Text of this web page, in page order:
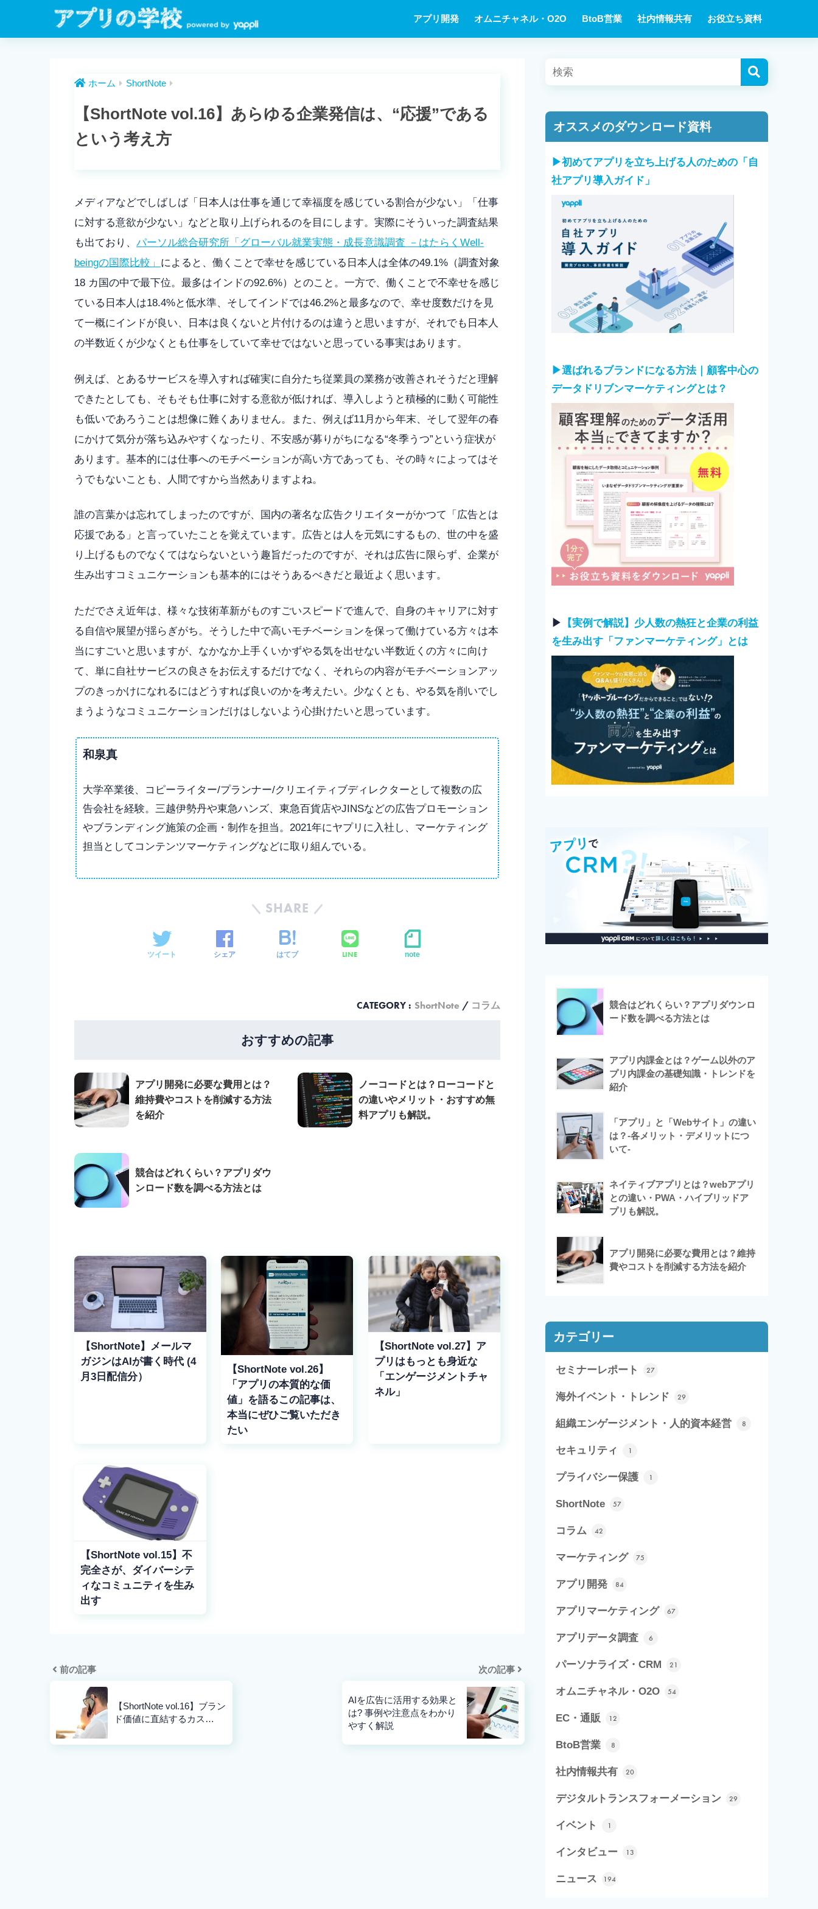
アプリ開発 オムニチャネル・O2O BtoB営業 社内情報共有 お役立ち資料
ホーム ShortNote
【ShortNote vol.16】あらゆる企業発信は、“応援”である
という考え方
メディアなどでしばしば「日本人は仕事を通じて幸福度を感じている割合が少ない」「仕事
に対する意欲が少ない」などと取り上げられるのを目にします。実際にそういった調査結果
も出ており、 パーソル総合研究所「グローバル就業実態・成長意識調査 －はたらくWell-
beingの国際比較」 によると、働くことで幸せを感じている日本人は全体の49.1%（調査対象
18 カ国の中で最下位。最多はインドの92.6%）とのこと。一方で、働くことで不幸せを感じ
ている日本人は18.4%と低水準、そしてインドでは46.2%と最多なので、幸せ度数だけを見
て一概にインドが良い、日本は良くないと片付けるのは違うと思いますが、それでも日本人
の半数近くが少なくとも仕事をしていて幸せではないと思っている事実はあります。
例えば、とあるサービスを導入すれば確実に自分たち従業員の業務が改善されそうだと理解
できたとしても、そもそも仕事に対する意欲が低ければ、導入しようと積極的に動く可能性
も低いであろうことは想像に難くありません。また、例えば11月から年末、そして翌年の春
にかけて気分が落ち込みやすくなったり、不安感が募りがちになる“冬季うつ”という症状が
あります。基本的には仕事へのモチベーションが高い方であっても、その時々によってはそ
うでもないことも、人間ですから当然ありますよね。
誰の言葉かは忘れてしまったのですが、国内の著名な広告クリエイターがかつて「広告とは
応援である」と言っていたことを覚えています。広告とは人を元気にするもの、世の中を盛
り上げるものでなくてはならないという趣旨だったのですが、それは広告に限らず、企業が
生み出すコミュニケーションも基本的にはそうあるべきだと最近よく思います。
ただでさえ近年は、様々な技術革新がものすごいスピードで進んで、自身のキャリアに対す
る自信や展望が揺らぎがち。そうした中で高いモチベーションを保って働けている方々は本
当にすごいと思いますが、なかなか上手くいかずやる気を出せない半数近くの方々に向け
て、単に自社サービスの良さをお伝えするだけでなく、それらの内容がモチベーションアッ
プのきっかけになれるにはどうすれば良いのかを考えたい。少なくとも、やる気を削いでし
まうようなコミュニケーションだけはしないよう心掛けたいと思っています。
和泉真
大学卒業後、コピーライター/プランナー/クリエイティブディレクターとして複数の広
告会社を経験。三越伊勢丹や東急ハンズ、東急百貨店やJINSなどの広告プロモーション
やブランディング施策の企画・制作を担当。2021年にヤプリに入社し、マーケティング
担当としてコンテンツマーケティングなどに取り組んでいる。
SHARE
ツイート シェア はてブ LINE note
CATEGORY : ShortNote コラム
おすすめの記事
アプリ開発に必要な費用とは？
維持費やコストを削減する方法
を紹介
ノーコードとは？ローコードと
の違いやメリット・おすすめ無
料アプリも解説。
競合はどれくらい？アプリダウ
ンロード数を調べる方法とは
【ShortNote】メールマ
ガジンはAIが書く時代 (4
月3日配信分）
【ShortNote vol.26】
「アプリの本質的な価
値」を語るこの記事は、
本当にぜひご覧いただき
たい
【ShortNote vol.27】ア
プリはもっとも身近な
「エンゲージメントチャ
ネル」
【ShortNote vol.15】不
完全さが、ダイバーシテ
ィなコミュニティを生み
出す
前の記事
【ShortNote vol.16】ブラン
ド価値に直結するカス…
次の記事
AIを広告に活用する効果と
は? 事例や注意点をわかり
やすく解説
オススメのダウンロード資料
▶︎初めてアプリを立ち上げる人のための「自
社アプリ導入ガイド」
▶︎選ばれるブランドになる方法｜顧客中心の
データドリブンマーケティングとは？
▶︎
【実例で解説】少人数の熱狂と企業の利益
を生み出す「ファンマーケティング」とは
競合はどれくらい？アプリダウンロ
ード数を調べる方法とは
アプリ内課金とは？ゲーム以外のア
プリ内課金の基礎知識・トレンドを
紹介
「アプリ」と「Webサイト」の違い
は？-各メリット・デメリットにつ
いて-
ネイティブアプリとは？webアプリ
との違い・PWA・ハイブリッドア
プリも解説。
アプリ開発に必要な費用とは？維持
費やコストを削減する方法を紹介
カテゴリー
セミナーレポート 27
海外イベント・トレンド 29
組織エンゲージメント・人的資本経営 8
セキュリティ 1
プライバシー保護 1
ShortNote 57
コラム 42
マーケティング 75
アプリ開発 84
アプリマーケティング 67
アプリデータ調査 6
パーソナライズ・CRM 21
オムニチャネル・O2O 54
EC・通販 12
BtoB営業 8
社内情報共有 20
デジタルトランスフォーメーション 29
イベント 1
インタビュー 13
ニュース 194